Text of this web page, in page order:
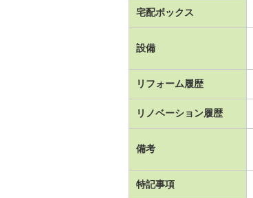
宅配ボックス
設備
リフォーム履歴
リノベーション履歴
備考
特記事項